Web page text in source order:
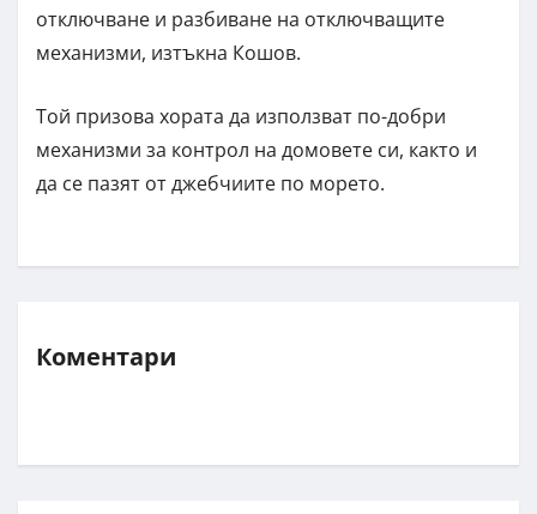
отключване и разбиване на отключващите
механизми, изтъкна Кошов.
Той призова хората да използват по-добри
механизми за контрол на домовете си, както и
да се пазят от джебчиите по морето.
Коментари